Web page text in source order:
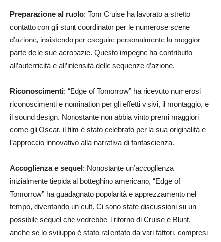
Preparazione al ruolo: Tom Cruise ha lavorato a stretto
contatto con gli stunt coordinator per le numerose scene
d’azione, insistendo per eseguire personalmente la maggior
parte delle sue acrobazie. Questo impegno ha contribuito
all’autenticità e all’intensità delle sequenze d’azione.
Riconoscimenti: “Edge of Tomorrow” ha ricevuto numerosi
riconoscimenti e nomination per gli effetti visivi, il montaggio, e
il sound design. Nonostante non abbia vinto premi maggiori
come gli Oscar, il film è stato celebrato per la sua originalità e
l’approccio innovativo alla narrativa di fantascienza.
Accoglienza e sequel: Nonostante un’accoglienza
inizialmente tiepida al botteghino americano, “Edge of
Tomorrow” ha guadagnato popolarità e apprezzamento nel
tempo, diventando un cult. Ci sono state discussioni su un
possibile sequel che vedrebbe il ritorno di Cruise e Blunt,
anche se lo sviluppo è stato rallentato da vari fattori, compresi